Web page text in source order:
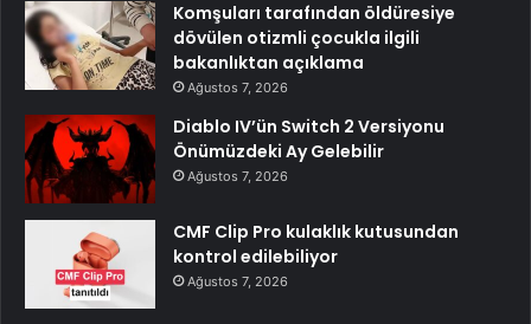
Komşuları tarafından öldüresiye
dövülen otizmli çocukla ilgili
bakanlıktan açıklama
Ağustos 7, 2026
Diablo IV’ün Switch 2 Versiyonu
Önümüzdeki Ay Gelebilir
Ağustos 7, 2026
CMF Clip Pro kulaklık kutusundan
kontrol edilebiliyor
Ağustos 7, 2026